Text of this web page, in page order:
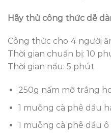
Hãy thử công thức dễ
Công thức cho 4 người
Thời gian chuẩn bị: 10
Thời gian nấu: 5 phút
250g nấm mỡ trắng
1 muỗng cà phê dầu
1 muỗng cà phê dầu